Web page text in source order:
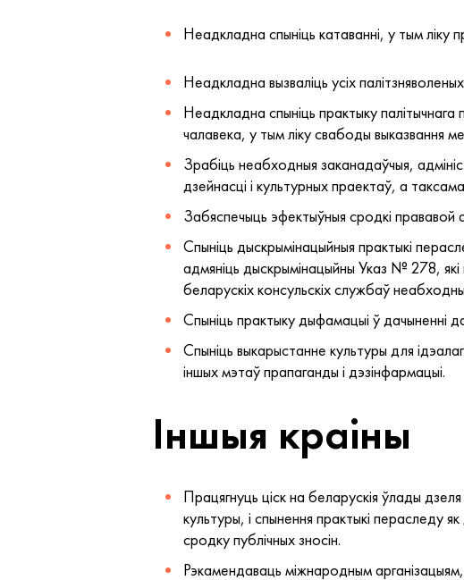
Неадкладна спыніць катаванні, у тым ліку
Неадкладна вызваліць усіх
Неадкладна спыніць практыку
чалавека, у тым ліку свабоды выказвання
Зрабіць неабходныя заканадаўчыя,
дзейнасці і культурных праектаў, а
Забяспечыць эфектыўныя сродкі прававой
Спыніць дыскрымінацыйныя практыкі
адмяніць дыскрымінацыйны Указ № 278,
беларускіх консульскіх службаў
Спыніць практыку дыфамацыі ў дачыненні
Спыніць выкарыстанне культуры для
іншых мэтаў прапаганды і дэзінфармацыі.
Іншыя краіны
Працягнуць ціск на беларускія ўлады
культуры, і спынення практыкі пераследу
сродку публічных зносін.
Рэкамендаваць міжнародным